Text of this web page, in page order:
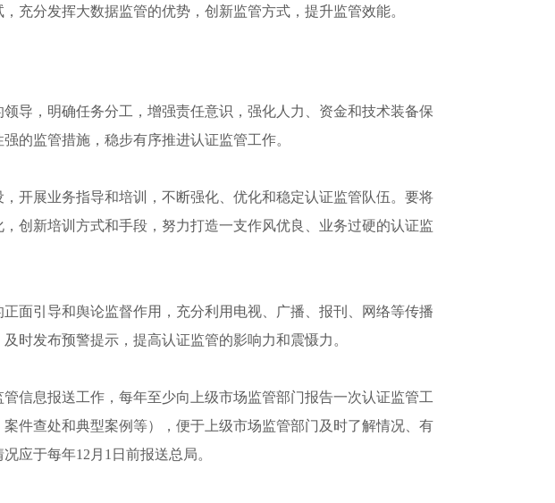
充分发挥大数据监管的优势，创新监管方式，提升监管效能。
，明确任务分工，增强责任意识，强化人力、资金和技术装备保
的监管措施，稳步有序推进认证监管工作。
展业务指导和培训，不断强化、优化和稳定认证监管队伍。要将
创新培训方式和手段，努力打造一支作风优良、业务过硬的认证监
引导和舆论监督作用，充分利用电视、广播、报刊、网络等传播
时发布预警提示，提高认证监管的影响力和震慑力。
息报送工作，每年至少向上级市场监管部门报告一次认证监管工
件查处和典型案例等），便于上级市场监管部门及时了解情况、有
应于每年12月1日前报送总局。